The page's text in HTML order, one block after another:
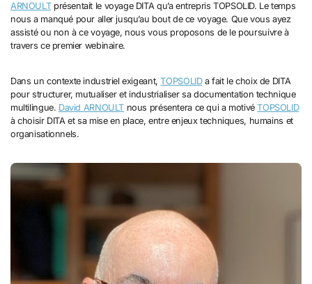
ARNOULTprésentait le voyage DITA qu’a entrepris TOPSOLID. Le temps
nous a manqué pour aller jusqu’au bout de ce voyage. Que vous ayez
assisté ou non à ce voyage, nous vous proposons de le poursuivre à
travers ce premier webinaire.
Dans un contexte industriel exigeant,TOPSOLIDa fait le choix de DITA
pour structurer, mutualiser et industrialiser sa documentation technique
multilingue. David ARNOULT nous présentera ce qui a motivéTOPSOLID
à choisir DITA et sa mise en place, entre enjeux techniques, humains et
organisationnels.